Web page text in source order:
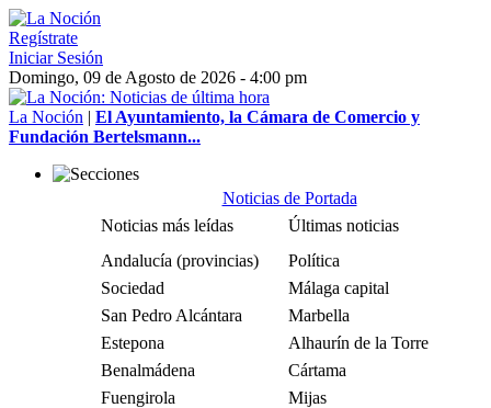
Regístrate
Iniciar Sesión
Domingo, 09 de Agosto de 2026 - 4:00 pm
La Noción | El Ayuntamiento, la Cámara de Comercio y
Fundación Bertelsmann...
Noticias de Portada
Noticias más leídas
Últimas noticias
Andalucía (provincias)
Política
Sociedad
Málaga capital
San Pedro Alcántara
Marbella
Estepona
Alhaurín de la Torre
Benalmádena
Cártama
Fuengirola
Mijas